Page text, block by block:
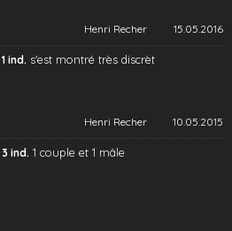
Henri Recher 15.05.2016
1 ind. s'est montré très discrèt
Henri Recher 10.05.2015
3 ind. 1 couple et 1 mâle